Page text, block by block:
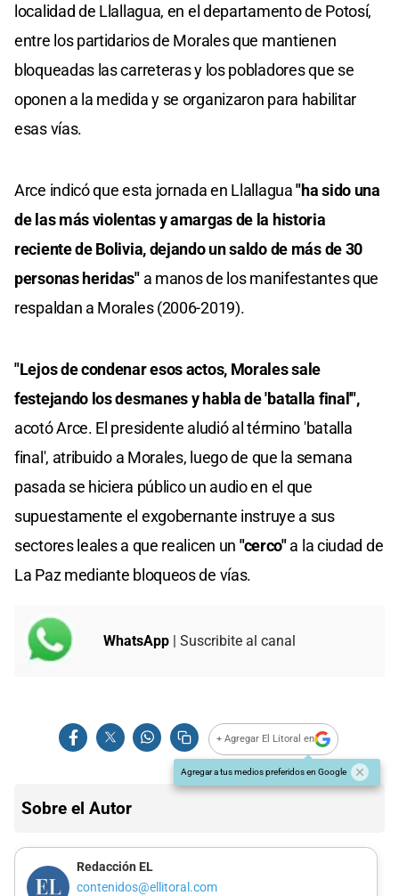
localidad de Llallagua, en el departamento de Potosí,
entre los partidarios de Morales que mantienen
bloqueadas las carreteras y los pobladores que se
oponen a la medida y se organizaron para habilitar
esas vías.
Arce indicó que esta jornada en Llallagua"ha sido una
de las más violentas y amargas de la historia
reciente de Bolivia, dejando un saldo de más de 30
personas heridas"a manos de los manifestantes que
respaldan a Morales (2006-2019).
"Lejos de condenar esos actos, Morales sale
festejando los desmanes y habla de 'batalla final'",
acotó Arce. El presidente aludió al término 'batalla
final', atribuido a Morales, luego de que la semana
pasada se hiciera público un audio en el que
supuestamente el exgobernante instruye a sus
sectores leales a que realicen un "cerco"a la ciudad de
La Paz mediante bloqueos de vías.
WhatsApp | Suscribite al canal
+ Agregar El Litoral en
Agregar a tus medios preferidos en Google
Sobre el Autor
Redacción EL
contenidos@ellitoral.com